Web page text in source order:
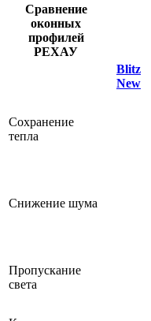
Сравнение
оконных
профилей
РЕХАУ
Blitz
New
Сохранение
тепла
Снижение шума
Пропускание
света